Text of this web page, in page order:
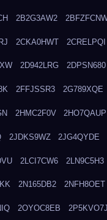
2B2G3AW2
2CKA0HWT 2CRELPQI
2D942LRG 2DPSN680
2FFJSSR3 2G789XQE
2HMC2F0V 2HO7QAUP
2JDKS9WZ 2JG4QYDE
2LCI7CW6 2LN9C5H3
2N165DB2 2NFH8OET
2OYOC8EB 2P5KVO7J